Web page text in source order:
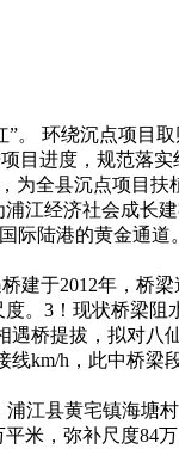
环绕沉点项目
目进度，规范落实
为全县沉点项目
江经济社会成长建
陆港的黄金通道
于2012年，桥
。3！现状桥梁阻
桥提拔，拟对八
km/h，此中桥梁
县黄宅镇海塘村
米，弥补尺度84